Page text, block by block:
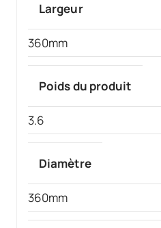
Largeur
360mm
Poids du produit
3.6
Diamètre
360mm